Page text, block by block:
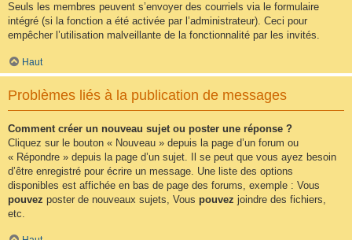
Seuls les membres peuvent s’envoyer des courriels via le formulaire
intégré (si la fonction a été activée par l’administrateur). Ceci pour
empêcher l’utilisation malveillante de la fonctionnalité par les invités.
Haut
Problèmes liés à la publication de messages
Comment créer un nouveau sujet ou poster une réponse ?
Cliquez sur le bouton « Nouveau » depuis la page d’un forum ou
« Répondre » depuis la page d’un sujet. Il se peut que vous ayez besoin
d’être enregistré pour écrire un message. Une liste des options
disponibles est affichée en bas de page des forums, exemple : Vous
pouvez poster de nouveaux sujets, Vous pouvez joindre des fichiers,
etc.